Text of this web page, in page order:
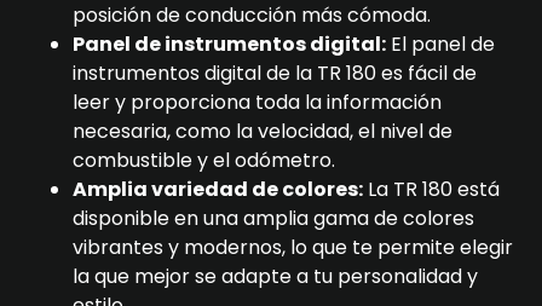
posición de conducción más cómoda.
Panel de instrumentos digital: El panel de
instrumentos digital de la TR 180 es fácil de
leer y proporciona toda la información
necesaria, como la velocidad, el nivel de
combustible y el odómetro.
Amplia variedad de colores: La TR 180 está
disponible en una amplia gama de colores
vibrantes y modernos, lo que te permite elegir
la que mejor se adapte a tu personalidad y